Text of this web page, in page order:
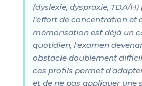
(dyslexie, dyspraxie, TDA/
l'effort de concentration et
mémorisation est déjà un
quotidien, l'examen
obstacle doublement
ces profils permet
et de ne pas appliquer une